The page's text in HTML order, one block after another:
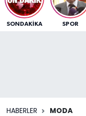
SONDAKIKA SPOR
HABERLER MODA
SAĞLIK
Süper Lig